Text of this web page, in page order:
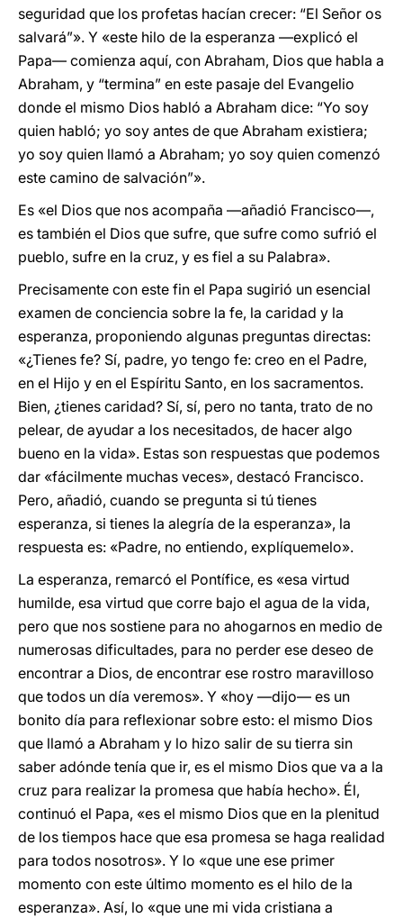
seguridad que los profetas hacían crecer: “El Señor os
salvará”». Y «este hilo de la esperanza —explicó el
Papa— comienza aquí, con Abraham, Dios que habla a
Abraham, y “termina” en este pasaje del Evangelio
donde el mismo Dios habló a Abraham dice: “Yo soy
quien habló; yo soy antes de que Abraham existiera;
yo soy quien llamó a Abraham; yo soy quien comenzó
este camino de salvación”».
Es «el Dios que nos acompaña —añadió Francisco—,
es también el Dios que sufre, que sufre como sufrió el
pueblo, sufre en la cruz, y es fiel a su Palabra».
Precisamente con este fin el Papa sugirió un esencial
examen de conciencia sobre la fe, la caridad y la
esperanza, proponiendo algunas preguntas directas:
«¿Tienes fe? Sí, padre, yo tengo fe: creo en el Padre,
en el Hijo y en el Espíritu Santo, en los sacramentos.
Bien, ¿tienes caridad? Sí, sí, pero no tanta, trato de no
pelear, de ayudar a los necesitados, de hacer algo
bueno en la vida». Estas son respuestas que podemos
dar «fácilmente muchas veces», destacó Francisco.
Pero, añadió, cuando se pregunta si tú tienes
esperanza, si tienes la alegría de la esperanza», la
respuesta es: «Padre, no entiendo, explíquemelo».
La esperanza, remarcó el Pontífice, es «esa virtud
humilde, esa virtud que corre bajo el agua de la vida,
pero que nos sostiene para no ahogarnos en medio de
numerosas dificultades, para no perder ese deseo de
encontrar a Dios, de encontrar ese rostro maravilloso
que todos un día veremos». Y «hoy —dijo— es un
bonito día para reflexionar sobre esto: el mismo Dios
que llamó a Abraham y lo hizo salir de su tierra sin
saber adónde tenía que ir, es el mismo Dios que va a la
cruz para realizar la promesa que había hecho». Él,
continuó el Papa, «es el mismo Dios que en la plenitud
de los tiempos hace que esa promesa se haga realidad
para todos nosotros». Y lo «que une ese primer
momento con este último momento es el hilo de la
esperanza». Así, lo «que une mi vida cristiana a